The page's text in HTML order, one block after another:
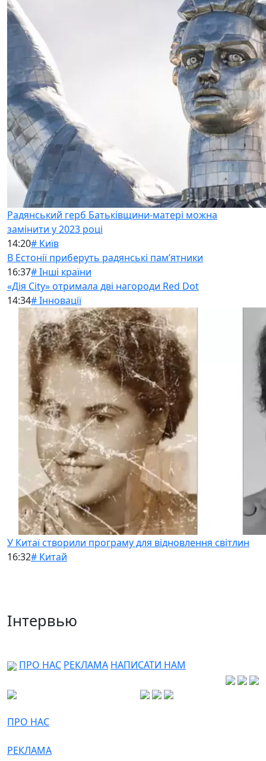
Радянський герб Батьківщини-матері можна
замінити у 2023 році
14:20# Київ
В Естонії приберуть радянські памʼятники
16:37# Інші країни
«Дія City» отримала дві нагороди Red Dot
14:34# Інновації
У Китаї створили програму для відновлення світлин
16:32# Китай
Інтервью
ПРО НАС РЕКЛАМА НАПИСАТИ НАМ
ПРО НАС
РЕКЛАМА